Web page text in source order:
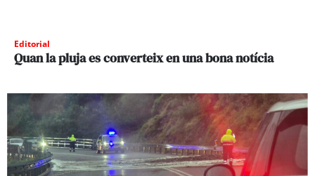
Editorial
Quan la pluja es converteix en una bona notícia